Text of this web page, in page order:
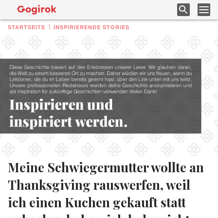
STARTSEITE INSPIRIERENDE STORIES
Meine Schwiegermutter wollte an
Thanksgiving rauswerfen, weil
ich einen Kuchen gekauft statt